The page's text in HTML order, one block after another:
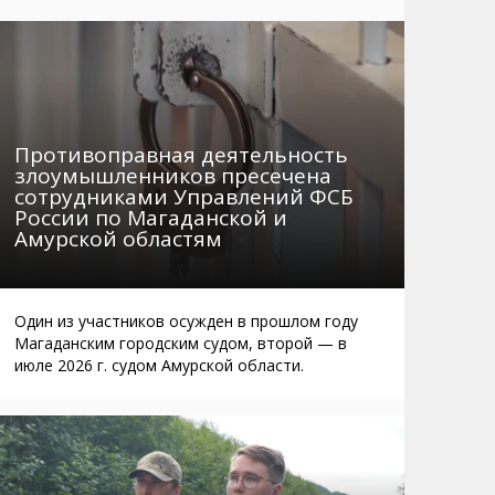
Телефоны
Автобусы Магадан – Аэропорт
Таблица приливов отливов
Интернет
Жилье
Не мусорить
Браконьеры
Противоправная деятельность
злоумышленников пресечена
сотрудниками Управлений ФСБ
России по Магаданской и
Амурской областям
Один из участников осужден в прошлом году
Магаданским городским судом, второй — в
июле 2026 г. судом Амурской области.